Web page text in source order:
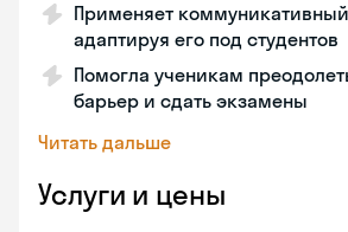
Применяет
адаптируя его под студентов
Помогла ученикам
барьер и сдать экзамены
Читать дальше
Услуги и цены